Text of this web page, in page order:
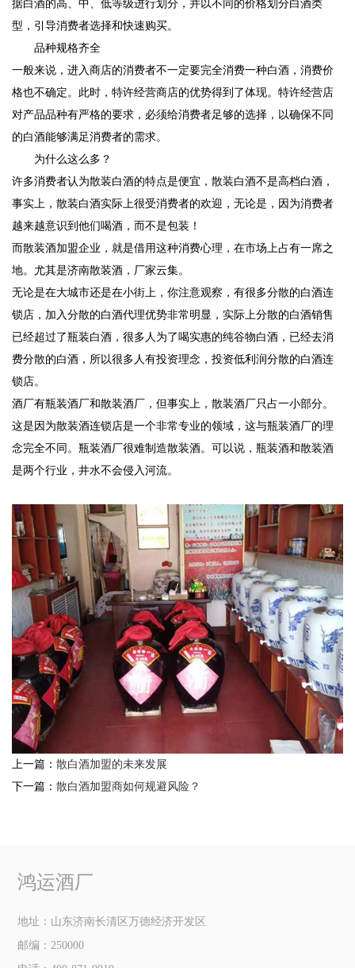
据白酒的高、中、低等级进行划分，并以不同的价格划分白酒类
型，引导消费者选择和快速购买。
品种规格齐全
一般来说，进入商店的消费者不一定要完全消费一种白酒，消费价
格也不确定。此时，特许经营商店的优势得到了体现。特许经营店
对产品品种有严格的要求，必须给消费者足够的选择，以确保不同
的白酒能够满足消费者的需求。
为什么这么多？
许多消费者认为散装白酒的特点是便宜，散装白酒不是高档白酒，
事实上，散装白酒实际上很受消费者的欢迎，无论是，因为消费者
越来越意识到他们喝酒，而不是包装！
而散装酒加盟企业，就是借用这种消费心理，在市场上占有一席之
地。尤其是济南散装酒，厂家云集。
无论是在大城市还是在小街上，你注意观察，有很多分散的白酒连
锁店，加入分散的白酒代理优势非常明显，实际上分散的白酒销售
已经超过了瓶装白酒，很多人为了喝实惠的纯谷物白酒，已经去消
费分散的白酒，所以很多人有投资理念，投资低利润分散的白酒连
锁店。
酒厂有瓶装酒厂和散装酒厂，但事实上，散装酒厂只占一小部分。
这是因为散装酒连锁店是一个非常专业的领域，这与瓶装酒厂的理
念完全不同。瓶装酒厂很难制造散装酒。可以说，瓶装酒和散装酒
是两个行业，井水不会侵入河流。
上一篇： 散白酒加盟的未来发展
下一篇： 散白酒加盟商如何规避风险？
鸿运酒厂
地址：山东济南长清区万德经济开发区
邮编：250000